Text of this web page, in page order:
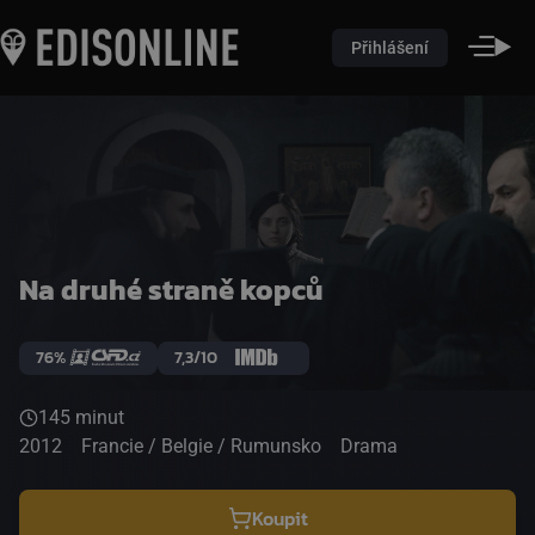
Přihlášení
Na druhé straně kopců
76% 7,3/10
145 minut
2012
Francie / Belgie / Rumunsko Drama
Koupit